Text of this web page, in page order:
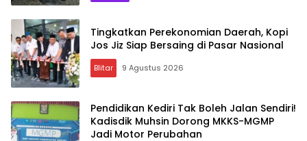
Tingkatkan Perekonomian Daerah, Kopi
Jos Jiz Siap Bersaing di Pasar Nasional
Blitar 9 Agustus 2026
Pendidikan Kediri Tak Boleh Jalan Sendiri!
Kadisdik Muhsin Dorong MKKS-MGMP
Jadi Motor Perubahan